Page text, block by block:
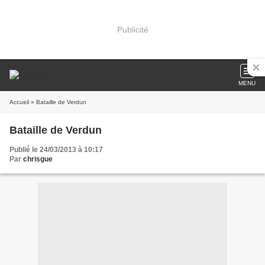
Publicité
MENU
Accueil » Bataille de Verdun
Bataille de Verdun
Publié le 24/03/2013 à 10:17
Par chrisgue